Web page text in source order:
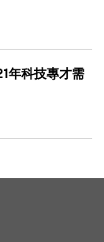
年科技專才需